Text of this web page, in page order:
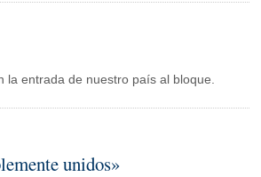
la entrada de nuestro país al bloque.
unidos»